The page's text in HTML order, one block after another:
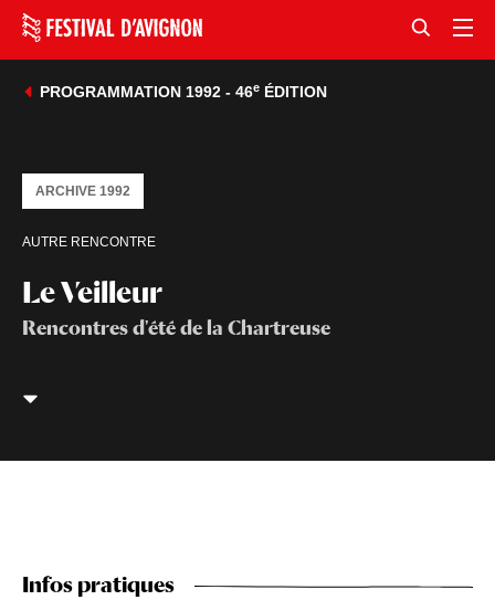
PROGRAMMATION 1992 - 46eÉDITION
Le Veilleur
Rencontres d'été de la Chartreuse
AUTRE RENCONTRE
ARCHIVE 1992
Infos pratiques